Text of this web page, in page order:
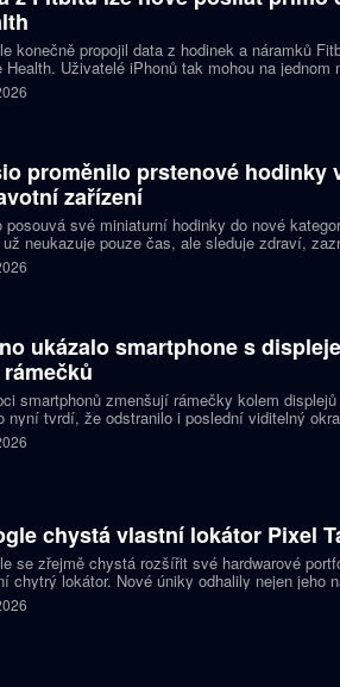
konečně propojil data z hodinek a náramků
Health. Uživatelé iPhonů tak mohou na jednom
cvičení, spánek i zdravotní údaje. Novinka
bylo dosud nutné využívat pomocné
proměnilo prstenové hodinky
zařízení
posouvá své miniaturní hodinky do nové
už neukazuje pouze čas, ale sleduje zdraví,
na dění v telefonu. Celokovový prsten
šperk a chytré zařízení, které může uživatel
ukázalo smartphone s
rámečků
smartphonů zmenšují rámečky kolem
nyní tvrdí, že odstranilo i poslední viditelný
nabízí obrazovku s rámečkem širokým přesně
chystá vlastní lokátor Pixel
se zřejmě chystá rozšířit své hardwarové
chytrý lokátor. Nové úniky odhalily nejen jeho
zařízení a několik technických detailů.
v síti Find My Device a pomáhat s hledáním